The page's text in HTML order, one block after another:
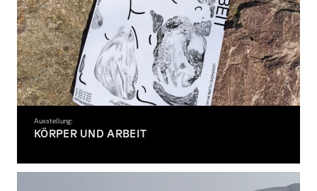
Ausstellung:
KÖRPER UND ARBEIT